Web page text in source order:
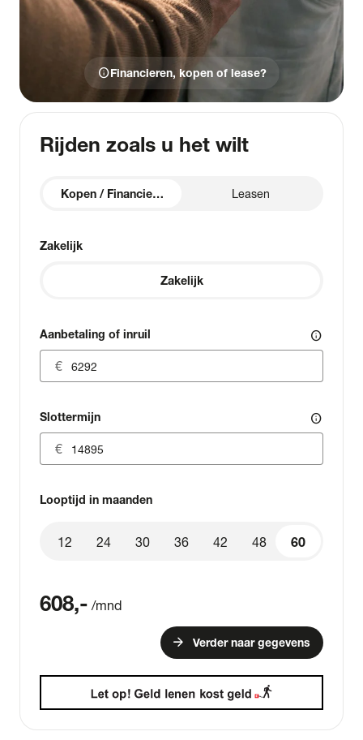
infoFinancieren, kopen of lease?
Rijden zoals u het wilt
Kopen / Financieren Leasen
Zakelijk
Zakelijk
Aanbetaling of inruil info
Slottermijn info
Looptijd in maanden
60
12 24 30 36 42 48 60
608,- /mnd
arrow_forward Verder naar gegevens